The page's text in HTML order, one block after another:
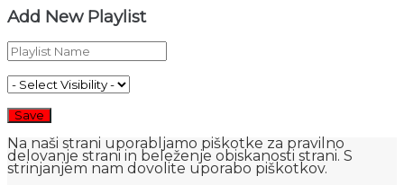
Add New Playlist
Na naši strani uporabljamo piškotke za pravilno
delovanje strani in beleženje obiskanosti strani. S
strinjanjem nam dovolite uporabo piškotkov.